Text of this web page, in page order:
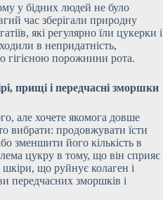
у бідних людей не було
час зберігали природну
які регулярно їли цукерки і
в непридатність,
гігієною порожнини рота.
прищі і передчасні зморшки
але хочете якомога довше
вибрати: продовжувати їсти
зменшити його кількість в
цукру в тому, що він сприяє
що руйнує колаген і
передчасних зморшків і